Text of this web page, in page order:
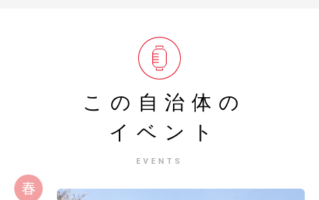
この自治体の
イベント
EVENTS
春